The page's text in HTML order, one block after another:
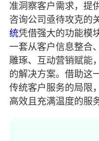
准洞察客户需求，提
咨询公司亟待攻克的
统凭借强大的功能模
一套从客户信息整合
雕琢、互动营销赋能
的解决方案。借助这
传统客户服务的局限
高效且充满温度的服